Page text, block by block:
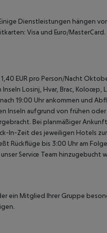
Dienstleistungen hängen
Visa und Euro/MasterCard.
EUR pro Person/Nacht
Losinj, Hvar, Brac, Kolocep,
19:00 Uhr ankommen und
Inseln aufgrund von frühen
Bei planmäßiger
In-Zeit des jeweiligen Hotels
Rückflüge bis 3:00 Uhr am
Service Team hinzugebucht
ein Mitglied Ihrer Gruppe